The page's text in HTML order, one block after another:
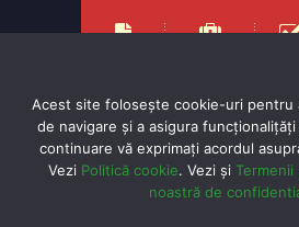
TNT Computers
Acest site folosește cookie-uri pentru
de navigare și a asigura
continuare vă exprimaţi acordul
Vezi Politică cookie. Vezi și
noastră de